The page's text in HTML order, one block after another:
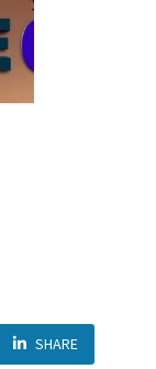
SHARE